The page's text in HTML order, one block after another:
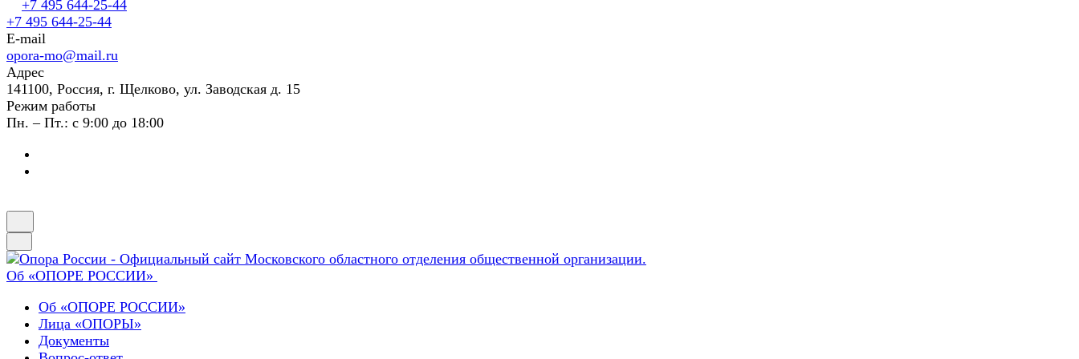
+7 495 644-25-44
+7 495 644-25-44
E-mail
opora-mo@mail.ru
Адрес
141100, Россия, г. Щелково, ул. Заводская д. 15
Режим работы
Пн. – Пт.: с 9:00 до 18:00
Об «ОПОРЕ РОССИИ»
Об «ОПОРЕ РОССИИ»
Лица «ОПОРЫ»
Документы